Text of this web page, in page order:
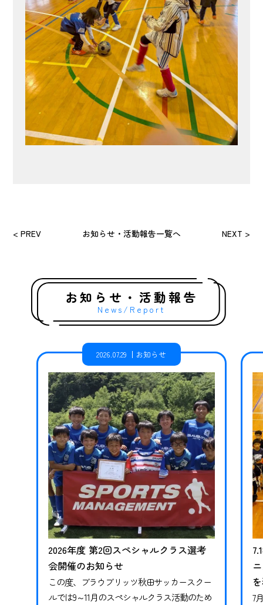
< PREV お知らせ・活動報告一覧へ NEXT >
お知らせ・活動報告
News/Report
2026.07.29 お知らせ
2026年度 第2回スペシャルクラス選考
会開催のお知らせ
この度、ブラウブリッツ秋田サッカースクー
ルでは9～11月のスペシャルクラス活動のため
7